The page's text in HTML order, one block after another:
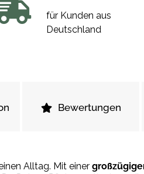
für Kunden aus
Deutschland
Bewertungen
Alltag. Mit einer